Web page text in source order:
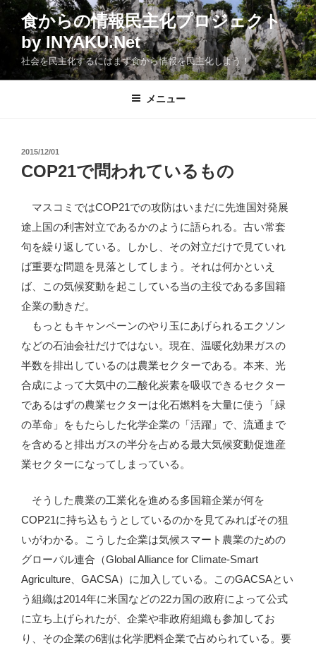
コ
食からの情報民主化プロジェクト
by INYAKU.Net
社会を民主化するにはまず食から情報を民主化しよう！
メニュー
投
稿
日:
2015/12/01
COP21で問われているもの
マスコミではCOP21での攻防はいまだに先進国対発展
途上国の利害対立であるかのように語られる。古い常套
句を繰り返している。しかし、その対立だけで見ていれ
ば重要な問題を見落としてしまう。それは何かといえ
ば、この気候変動を起こしている当の主役である多国籍
企業の動きだ。
もっともキャンペーンのやり玉にあげられるエクソン
などの石油会社だけではない。現在、温暖化効果ガスの
半数を排出しているのは農業セクターである。本来、光
合成によって大気中の二酸化炭素を吸収できるセクター
であるはずの農業セクターは化石燃料を大量に使う「緑
の革命」をもたらした化学企業の「活躍」で、流通まで
を含めると排出ガスの半分を占める最大気候変動促進産
業セクターになってしまっている。
そうした農業の工業化を進める多国籍企業が何を
COP21に持ち込もうとしているのかを見てみればその狙
いがわかる。こうした企業は気候スマート農業のための
グローバル連合（Global Alliance for Climate-Smart
Agriculture、GACSA）に加入している。このGACSAとい
う組織は2014年に米国などの22カ国の政府によって公式
に立ち上げられたが、企業や非政府組織も参加してお
り、その企業の6割は化学肥料企業で占められている。要